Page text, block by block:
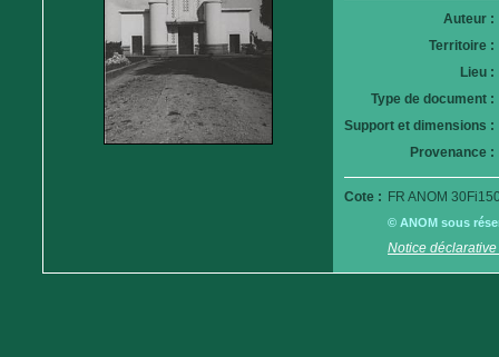
Auteur :
Territoire :
Lieu :
Type de document :
Support et dimensions :
Provenance :
Cote : FR ANOM
© ANOM sous
Notice